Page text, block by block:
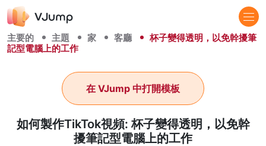
主要的 主題 家 客廳
杯子變得透明，以免幹擾筆
記型電腦上的工作
如何製作TikTok視頻: 杯子變得透明，以免幹
擾筆記型電腦上的工作
在 VJump 中打開模板